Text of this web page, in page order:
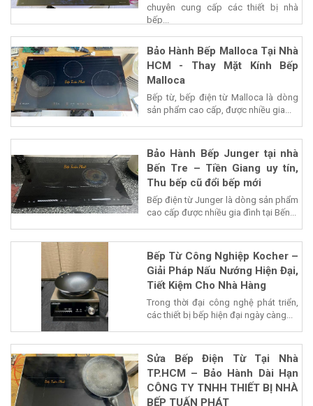
chuyên cung cấp các thiết bị nhà
bếp...
Bảo Hành Bếp Malloca Tại Nhà
HCM - Thay Mặt Kính Bếp
Malloca
Bếp từ, bếp điện từ Malloca là dòng
sản phẩm cao cấp, được nhiều gia...
Bảo Hành Bếp Junger tại nhà
Bến Tre – Tiền Giang uy tín,
Thu bếp cũ đổi bếp mới
Bếp điện từ Junger là dòng sản phẩm
cao cấp được nhiều gia đình tại Bến...
Bếp Từ Công Nghiệp Kocher –
Giải Pháp Nấu Nướng Hiện Đại,
Tiết Kiệm Cho Nhà Hàng
Trong thời đại công nghệ phát triển,
các thiết bị bếp hiện đại ngày càng...
Sửa Bếp Điện Từ Tại Nhà
TP.HCM – Bảo Hành Dài Hạn
CÔNG TY TNHH THIẾT BỊ NHÀ
BẾP TUẤN PHÁT